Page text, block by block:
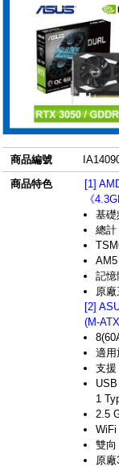
商品編號
商品特色
[1]
《
基礎
總計
AM5
記憶
原廠
[2]
(M-
適
支援
1
2.5
WiFi
雙向
原廠